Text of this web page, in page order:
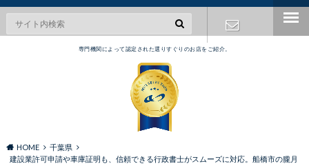
専門機関によって認定された選りすぐりのお店をご紹介。
HOME
千葉県
建設業許可申請や車庫証明も、信頼できる行政書士がスムーズに対応。船橋市の朧月